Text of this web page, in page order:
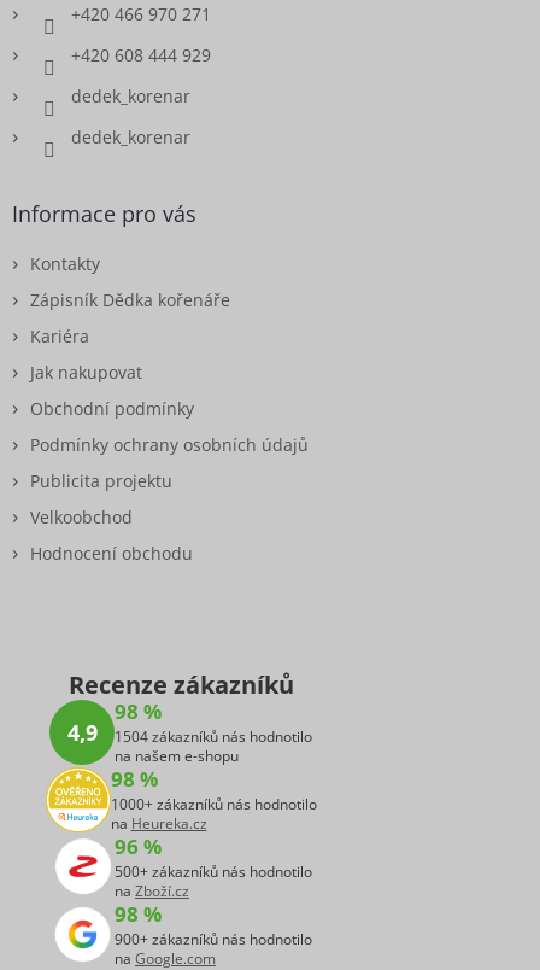
+420 466 970 271
+420 608 444 929
dedek_korenar
dedek_korenar
Informace pro vás
Kontakty
Zápisník Dědka kořenáře
Kariéra
Jak nakupovat
Obchodní podmínky
Podmínky ochrany osobních údajů
Publicita projektu
Velkoobchod
Hodnocení obchodu
Recenze zákazníků
4,9
98 %
1504 zákazníků nás hodnotilo
na našem e-shopu
98 %
1000+ zákazníků nás hodnotilo
na Heureka.cz
96 %
500+ zákazníků nás hodnotilo
na Zboží.cz
98 %
900+ zákazníků nás hodnotilo
na Google.com